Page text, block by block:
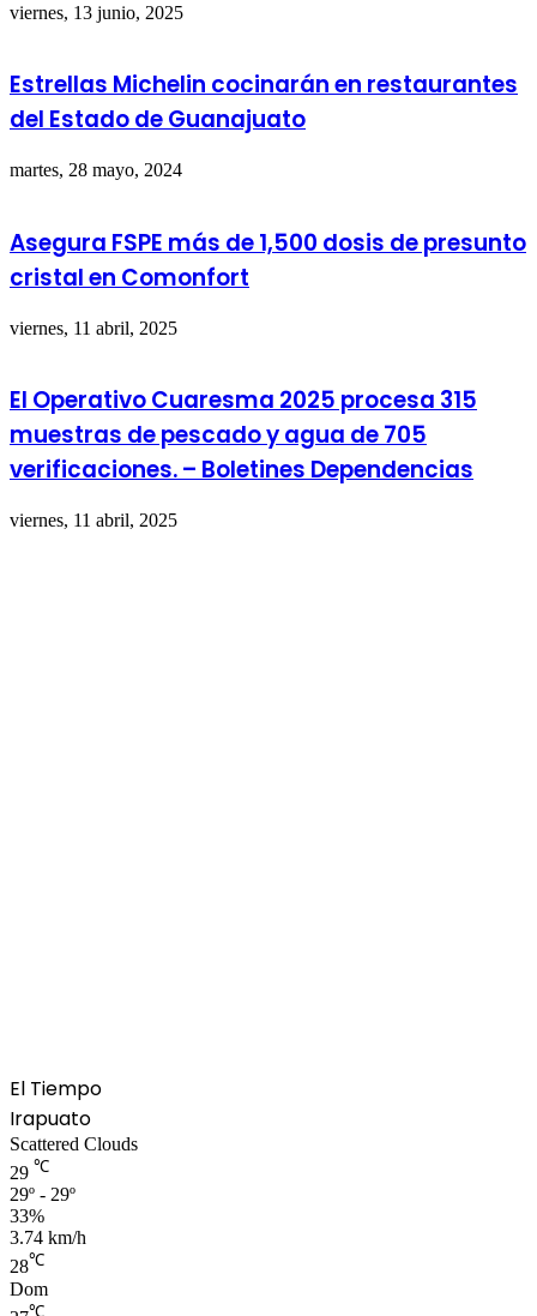
viernes, 13 junio, 2025
Estrellas Michelin cocinarán en restaurantes
del Estado de Guanajuato
martes, 28 mayo, 2024
Asegura FSPE más de 1,500 dosis de presunto
cristal en Comonfort
viernes, 11 abril, 2025
El Operativo Cuaresma 2025 procesa 315
muestras de pescado y agua de 705
verificaciones. – Boletines Dependencias
viernes, 11 abril, 2025
El Tiempo
Irapuato
Scattered Clouds
29 ℃
29º - 29º
33%
3.74 km/h
28℃
Dom
℃